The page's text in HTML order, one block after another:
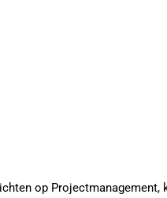
op Projectmanagement,